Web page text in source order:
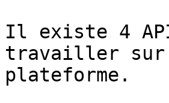
Il existe 4
travailler sur
plateforme.